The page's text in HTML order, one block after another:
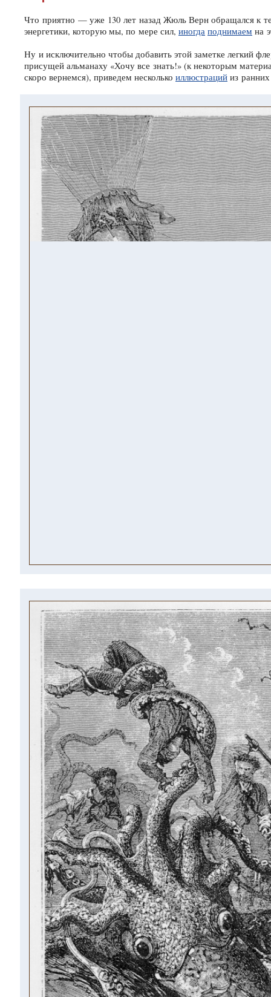
Что приятно — уже 130 лет назад Жюль Верн обращался к
энергетики, которую мы, по мере сил, иногда поднимаем на
Ну и исключительно чтобы добавить этой заметке легкий
присущей альманаху «Хочу все знать!» (к некоторым
скоро вернемся), приведем несколько иллюстраций из